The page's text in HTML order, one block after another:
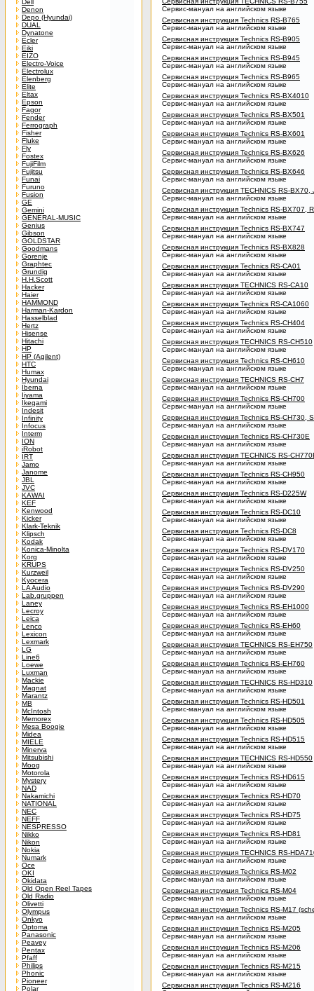
Dell
Denon
Depo (Hyundai)
DUAL
Dynatone
Ecler
Eiki
EIZO
Electro-Voice
Electrolux
Elenberg
Elite
Eltax
Epson
Fagor
Fender
Ferrograph
Fisher
Fluke
Fly
Fostex
FujiFilm
Fujitsu
Funai
Furuno
Fusion
GE
Gemini
GENERAL-MUSIC
Genius
Gibson
GOLDSTAR
Goodmans
Gorenje
Graphtec
Grundig
H.H.Scott
Hacker
Haier
HAMMOND
Harman-Kardon
Hasselblad
Hertz
Hisense
Hitachi
HP
HP (Agilent)
HTC
Humax
Hyundai
Iberna
Iiyama
Ikegami
Indesit
Infinity
Infocus
Interm
ION
iRobot
IRT
Jamo
Janome
JBL
JVC
KAWAI
KEF
Kenwood
Kicker
Klark-Teknik
Klipsch
Kodak
Konica-Minolta
Korg
KRUPS
Kurzweil
Kyocera
LA Audio
Lab.gruppen
Laney
Lecroy
Leica
Lenco
Lexicon
Lexmark
LG
Line6
Loewe
Luxman
Mackie
Magnat
Marantz
MB
McIntosh
Memorex
Mesa Boogie
Midea
MIELE
Minerva
Mitsubishi
Moog
Motorola
Mystery
NAD
Nakamichi
NATIONAL
NEC
NEFF
NESPRESSO
Nikko
Nikon
Nokia
Numark
Oce
OKI
Okidata
Old Open Reel Tapes
Old Radio
Olivetti
Olympus
Onkyo
Optoma
Panasonic
Peavey
Pentax
Pfaff
Philips
Phonic
Pioneer
Polar
Сервис-мануал на английском языке
Сервисная инструкция Technics RS-B765
Сервис-мануал на английском языке
Сервисная инструкция Technics RS-B905
Сервис-мануал на английском языке
Сервисная инструкция Technics RS-B945
Сервис-мануал на английском языке
Сервисная инструкция Technics RS-B965
Сервис-мануал на английском языке
Сервисная инструкция Technics RS-BX4010
Сервис-мануал на английском языке
Сервисная инструкция Technics RS-BX501
Сервис-мануал на английском языке
Сервисная инструкция Technics RS-BX601
Сервис-мануал на английском языке
Сервисная инструкция Technics RS-BX626
Сервис-мануал на английском языке
Сервисная инструкция Technics RS-BX646
Сервис-мануал на английском языке
Сервисная инструкция TECHNICS RS-BX70,
Сервис-мануал на английском языке
Сервисная инструкция Technics RS-BX707,
Сервис-мануал на английском языке
Сервисная инструкция Technics RS-BX747
Сервис-мануал на английском языке
Сервисная инструкция Technics RS-BX828
Сервис-мануал на английском языке
Сервисная инструкция Technics RS-CA01
Сервис-мануал на английском языке
Сервисная инструкция TECHNICS RS-CA10
Сервис-мануал на английском языке
Сервисная инструкция Technics RS-CA1060
Сервис-мануал на английском языке
Сервисная инструкция Technics RS-CH404
Сервис-мануал на английском языке
Сервисная инструкция TECHNICS RS-CH510
Сервис-мануал на английском языке
Сервисная инструкция Technics RS-CH610
Сервис-мануал на английском языке
Сервисная инструкция TECHNICS RS-CH7
Сервис-мануал на английском языке
Сервисная инструкция Technics RS-CH700
Сервис-мануал на английском языке
Сервисная инструкция Technics RS-CH730,
Сервис-мануал на английском языке
Сервисная инструкция Technics RS-CH730E
Сервис-мануал на английском языке
Сервисная инструкция TECHNICS RS-
Сервис-мануал на английском языке
Сервисная инструкция Technics RS-CH950
Сервис-мануал на английском языке
Сервисная инструкция Technics RS-D225W
Сервис-мануал на английском языке
Сервисная инструкция Technics RS-DC10
Сервис-мануал на английском языке
Сервисная инструкция Technics RS-DC8
Сервис-мануал на английском языке
Сервисная инструкция Technics RS-DV170
Сервис-мануал на английском языке
Сервисная инструкция Technics RS-DV250
Сервис-мануал на английском языке
Сервисная инструкция Technics RS-DV290
Сервис-мануал на английском языке
Сервисная инструкция Technics RS-EH1000
Сервис-мануал на английском языке
Сервисная инструкция Technics RS-EH60
Сервис-мануал на английском языке
Сервисная инструкция TECHNICS RS-EH750
Сервис-мануал на английском языке
Сервисная инструкция Technics RS-EH760
Сервис-мануал на английском языке
Сервисная инструкция TECHNICS RS-HD310
Сервис-мануал на английском языке
Сервисная инструкция Technics RS-HD501
Сервис-мануал на английском языке
Сервисная инструкция Technics RS-HD505
Сервис-мануал на английском языке
Сервисная инструкция Technics RS-HD515
Сервис-мануал на английском языке
Сервисная инструкция TECHNICS RS-HD550
Сервис-мануал на английском языке
Сервисная инструкция Technics RS-HD615
Сервис-мануал на английском языке
Сервисная инструкция Technics RS-HD70
Сервис-мануал на английском языке
Сервисная инструкция Technics RS-HD75
Сервис-мануал на английском языке
Сервисная инструкция Technics RS-HD81
Сервис-мануал на английском языке
Сервисная инструкция TECHNICS RS-
Сервис-мануал на английском языке
Сервисная инструкция Technics RS-M02
Сервис-мануал на английском языке
Сервисная инструкция Technics RS-M04
Сервис-мануал на английском языке
Сервисная инструкция Technics RS-M17
Сервис-мануал на английском языке
Сервисная инструкция Technics RS-M205
Сервис-мануал на английском языке
Сервисная инструкция Technics RS-M206
Сервис-мануал на английском языке
Сервисная инструкция Technics RS-M215
Сервис-мануал на английском языке
Сервисная инструкция Technics RS-M216